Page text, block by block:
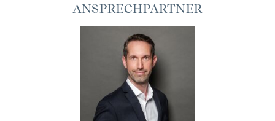
ANSPRECHPARTNER